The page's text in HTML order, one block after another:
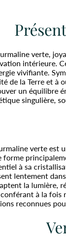
verte,
intérieure.
vivifiante.
de la Terre et à
un équilibre
singulière,
verte est
forme
à sa
lentement
la lumière,
à la fois
reconnues